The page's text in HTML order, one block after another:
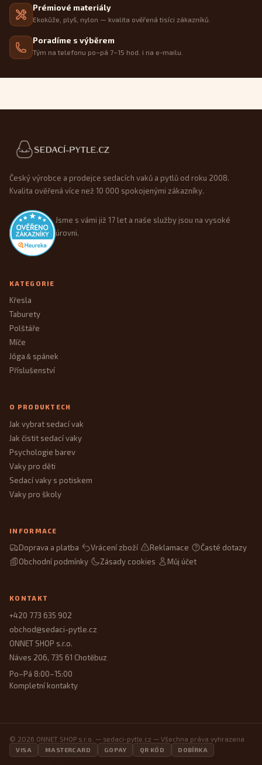
Prémiové materiály
Ekokůže, plyš, nylon — kvalita ověřená tisíci zákazníků.
Poradíme s výběrem
Tým na telefonu po–pá 7–15 hod. i na e-mailu.
Patička webu
Český výrobce a prodejce sedacích vaků a pytlů od roku 2008.
Kvalita ověřená více než 10 000 spokojenými zákazníky.
Jsme s vámi již 17 let a naše služby jsou na vysoké
úrovni.
KATEGORIE
Křesla
Taburety
Polštáře
Míče
Jóga&spánek
Příslušenství
O PRODUKTECH
Jak vybrat sedací vak
Jak čistit sedací vaky
Psychologie barev
Vaky pro děti
Sedací vaky s potiskem
Vaky pro školy
INFORMACE
Doprava a platba Vrácení zboží Reklamace
Časté dotazy
Obchodní podmínky
Zásady cookies Můj účet
KONTAKT
+420 773 635 902
obchod@sedaci-pytle.cz
ONNET SHOP s.r.o.
Náves 206, 735 61 Chotěbuz
Po–Pá 8:00–15:00
Kompletní kontakty
© 2026 ONNET SHOP s.r.o. — sedaci-pytle.cz — Všechna práva vyhrazena
VISA MASTERCARD GOPAY QR KÓD DOBÍRKA